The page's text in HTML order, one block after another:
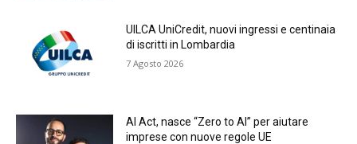
UILCA UniCredit, nuovi ingressi e centinaia
di iscritti in Lombardia
7 Agosto 2026
AI Act, nasce “Zero to AI” per aiutare
imprese con nuove regole UE